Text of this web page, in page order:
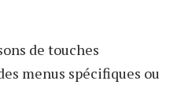
de touches
menus spécifiques ou